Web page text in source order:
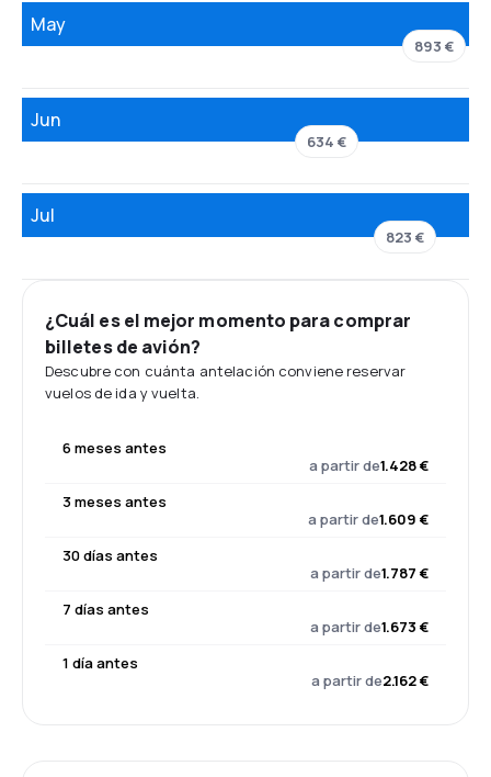
May
893 €
Jun
634 €
Jul
823 €
¿Cuál es el mejor momento para comprar
billetes de avión?
Descubre con cuánta antelación conviene reservar
vuelos de ida y vuelta.
6 meses antes
a partir de1.428 €
3 meses antes
a partir de1.609 €
30 días antes
a partir de1.787 €
7 días antes
a partir de1.673 €
1 día antes
a partir de2.162 €